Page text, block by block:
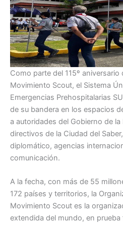
Como parte del 115º aniversario
Movimiento Scout, el Sistema
Emergencias Prehospitalarias
de su bandera en los espacios
a autoridades del Gobierno de la
directivos de la Ciudad del
diplomático, agencias
comunicación.
A la fecha, con más de 55
172 países y territorios, la
Movimiento Scout es la
extendida del mundo, en